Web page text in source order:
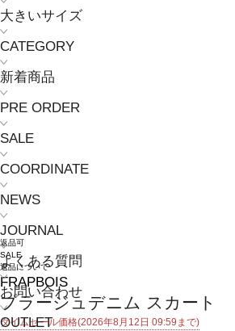
大きいサイズ
CATEGORY
新着商品
PRE ORDER
SALE
COORDINATE
NEWS
JOURNAL
よくある質問
お問い合わせ
OUTLET
返品可
SALE
返品について
FRAPBOIS
プラージュデニム スカート
タイムセール価格(2026年8月12日 09:59まで)